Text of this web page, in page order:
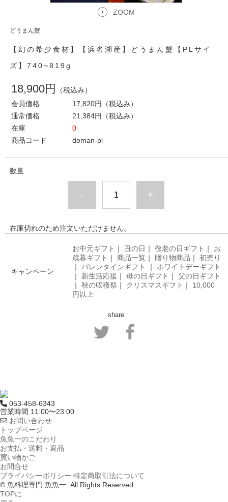
ZOOM
どうまん蟹
【幻の希少食材】【浜名湖産】どうまん蟹【PLサイ
ズ】740~819g
18,900円
（税込み）
会員価格
17,820円
（税込み）
通常価格
21,384円
（税込み）
在庫
0
商品コード
doman-pl
数量
- +
在庫切れのため注文いただけません。
キャンペーン
お中元ギフト ｜ 丑の日 ｜ 敬老の日ギフト ｜ お
歳暮ギフト ｜ 商品一覧 ｜ 贈り物商品 ｜ 初売り
｜ バレンタインギフト ｜ ホワイトデーギフト
｜ 新生活応援 ｜ 母の日ギフト ｜ 父の日ギフト
｜ 秋の収穫祭 ｜ クリスマスギフト ｜ 10,000
円以上
share
053-458-6343
営業時間 11:00〜23:00
お問い合わせ
トップページ
魚魚一のこだわり
お支払・送料・返品
買い物かご
お問合せ
プライバシーポリシー 特定商取引法について
© 魚料理専門 魚魚一. All Rights Reserved.
TOPに